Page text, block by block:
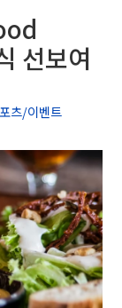
선보여
츠/이벤트